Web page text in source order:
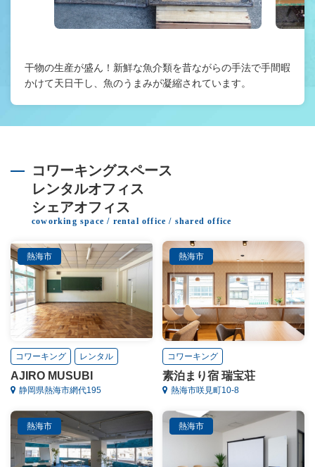
干物の生産が盛ん！新鮮な魚介類を昔ながらの手法で手間暇
かけて天日干し、魚のうまみが凝縮されています。
コワーキングスペース
レンタルオフィス
シェアオフィス
coworking space / rental office / shared office
熱海市
コワーキング レンタル
AJIRO MUSUBI
静岡県熱海市網代195
熱海市
コワーキング
素泊まり宿 瑞宝荘
熱海市咲見町10-8
熱海市 熱海市